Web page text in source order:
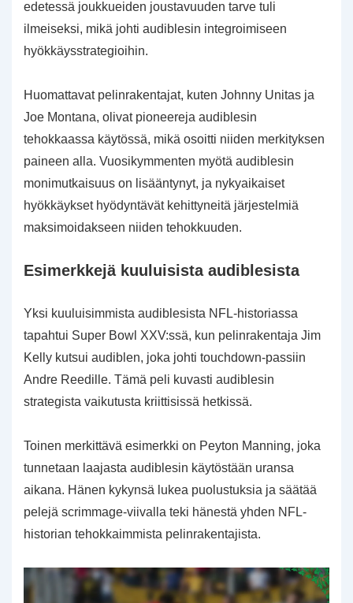
edetessä joukkueiden joustavuuden tarve tuli
ilmeiseksi, mikä johti audiblesin integroimiseen
hyökkäysstrategioihin.
Huomattavat pelinrakentajat, kuten Johnny Unitas ja
Joe Montana, olivat pioneereja audiblesin
tehokkaassa käytössä, mikä osoitti niiden merkityksen
paineen alla. Vuosikymmenten myötä audiblesin
monimutkaisuus on lisääntynyt, ja nykyaikaiset
hyökkäykset hyödyntävät kehittyneitä järjestelmiä
maksimoidakseen niiden tehokkuuden.
Esimerkkejä kuuluisista audiblesista
Yksi kuuluisimmista audiblesista NFL-historiassa
tapahtui Super Bowl XXV:ssä, kun pelinrakentaja Jim
Kelly kutsui audiblen, joka johti touchdown-passiin
Andre Reedille. Tämä peli kuvasti audiblesin
strategista vaikutusta kriittisissä hetkissä.
Toinen merkittävä esimerkki on Peyton Manning, joka
tunnetaan laajasta audiblesin käytöstään uransa
aikana. Hänen kykynsä lukea puolustuksia ja säätää
pelejä scrimmage-viivalla teki hänestä yhden NFL-
historian tehokkaimmista pelinrakentajista.